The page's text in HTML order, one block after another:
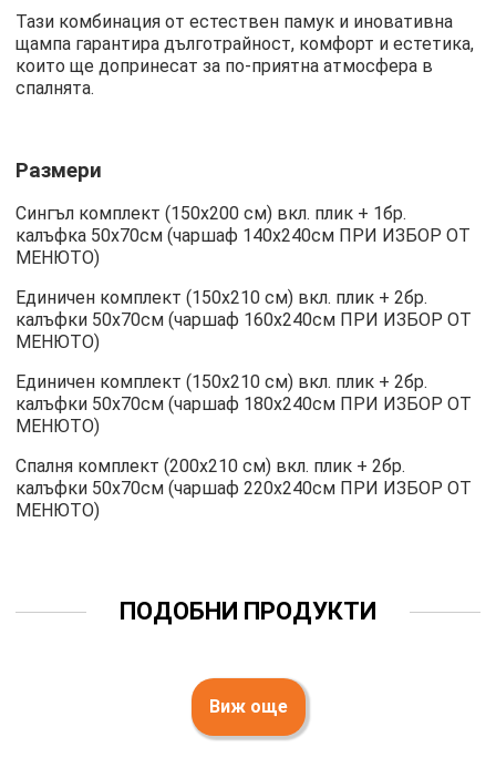
Тази комбинация от естествен памук и иновативна
щампа гарантира дълготрайност, комфорт и естетика,
които ще допринесат за по-приятна атмосфера в
спалнята.
Размери
Сингъл комплект (150х200 см) вкл. плик + 1бр.
калъфка 50х70см (чаршаф 140х240см ПРИ ИЗБОР ОТ
МЕНЮТО)
Единичен комплект (150х210 см) вкл. плик + 2бр.
калъфки 50х70см (чаршаф 160х240см ПРИ ИЗБОР ОТ
МЕНЮТО)
Единичен комплект (150х210 см) вкл. плик + 2бр.
калъфки 50х70см (чаршаф 180х240см ПРИ ИЗБОР ОТ
МЕНЮТО)
Спалня комплект (200х210 см) вкл. плик + 2бр.
калъфки 50х70см (чаршаф 220х240см ПРИ ИЗБОР ОТ
МЕНЮТО)
ПОДОБНИ ПРОДУКТИ
Виж още